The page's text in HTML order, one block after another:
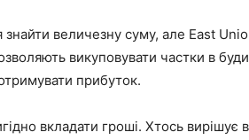
величезну суму, але East
викуповувати частки в
прибуток.
вкладати гроші. Хтось вирішує